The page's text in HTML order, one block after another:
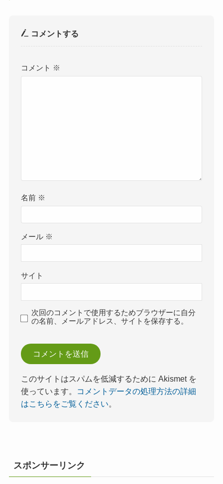
コメントする
コメント ※
名前 ※
メール ※
サイト
次回のコメントで使用するためブラウザーに自分
の名前、メールアドレス、サイトを保存する。
このサイトはスパムを低減するために Akismet を
使っています。
コメントデータの処理方法の詳細
はこちらをご覧ください
スポンサーリンク